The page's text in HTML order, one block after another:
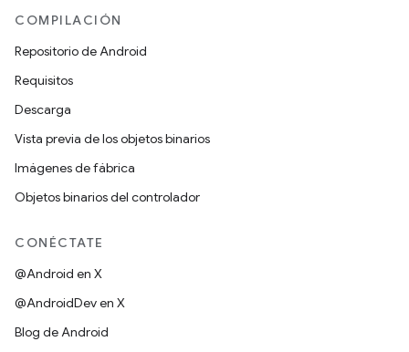
COMPILACIÓN
Repositorio de Android
Requisitos
Descarga
Vista previa de los objetos binarios
Imágenes de fábrica
Objetos binarios del controlador
CONÉCTATE
@Android en X
@AndroidDev en X
Blog de Android